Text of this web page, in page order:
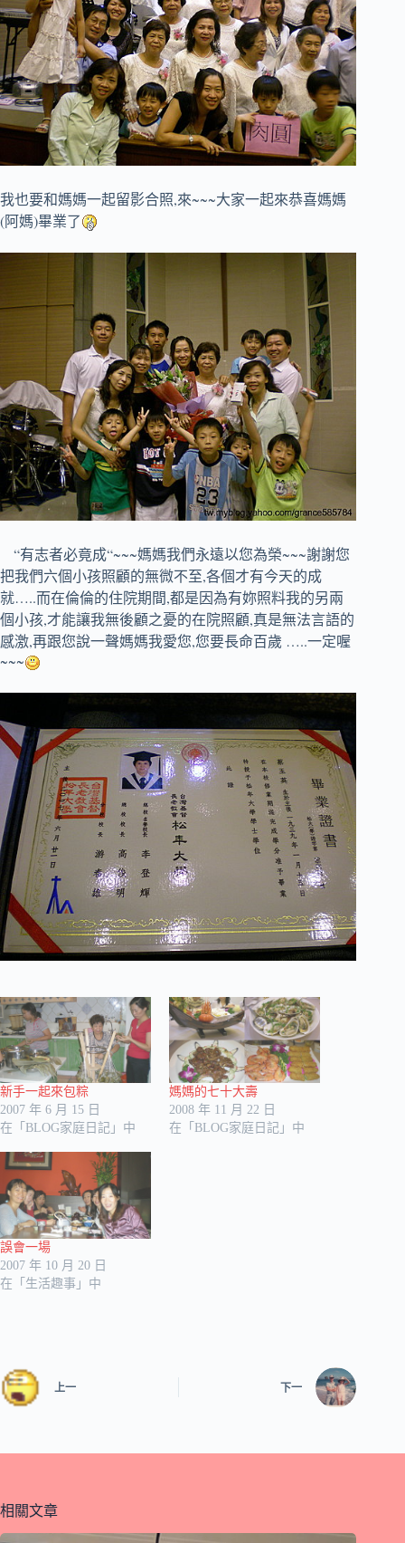
我也要和媽媽一起留影合照,來~~~大家一起來恭喜媽媽
(阿媽)畢業了
“有志者必竟成“~~~媽媽我們永遠以您為榮~~~謝謝您
把我們六個小孩照顧的無微不至,各個才有今天的成
就…..而在倫倫的住院期間,都是因為有妳照料我的另兩
個小孩,才能讓我無後顧之憂的在院照顧,真是無法言語的
感激,再跟您說一聲媽媽我愛您,您要長命百歲 …..一定喔
~~~
新手一起來包粽
2007 年 6 月 15 日
在「BLOG家庭日記」中
媽媽的七十大壽
2008 年 11 月 22 日
在「BLOG家庭日記」中
誤會一場
2007 年 10 月 20 日
在「生活趣事」中
上一 下一
相關文章